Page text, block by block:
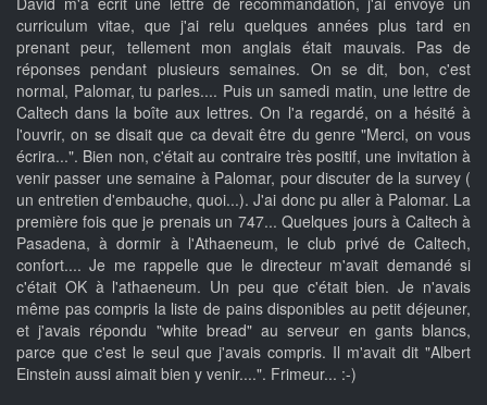
curriculum vitae, que j'ai relu quelques années plus tard en
prenant peur, tellement mon anglais était mauvais. Pas de
réponses pendant plusieurs semaines. On se dit, bon, c'est
normal, Palomar, tu parles.... Puis un samedi matin, une lettre de
Caltech dans la boîte aux lettres. On l'a regardé, on a hésité à
l'ouvrir, on se disait que ca devait être du genre "Merci, on vous
écrira...". Bien non, c'était au contraire très positif, une invitation à
venir passer une semaine à Palomar, pour discuter de la survey (
un entretien d'embauche, quoi...). J'ai donc pu aller à Palomar. La
première fois que je prenais un 747... Quelques jours à Caltech à
Pasadena, à dormir à l'Athaeneum, le club privé de Caltech,
confort.... Je me rappelle que le directeur m'avait demandé si
c'était OK à l'athaeneum. Un peu que c'était bien. Je n'avais
même pas compris la liste de pains disponibles au petit déjeuner,
et j'avais répondu "white bread" au serveur en gants blancs,
parce que c'est le seul que j'avais compris. Il m'avait dit "Albert
Einstein aussi aimait bien y venir....". Frimeur... :-)